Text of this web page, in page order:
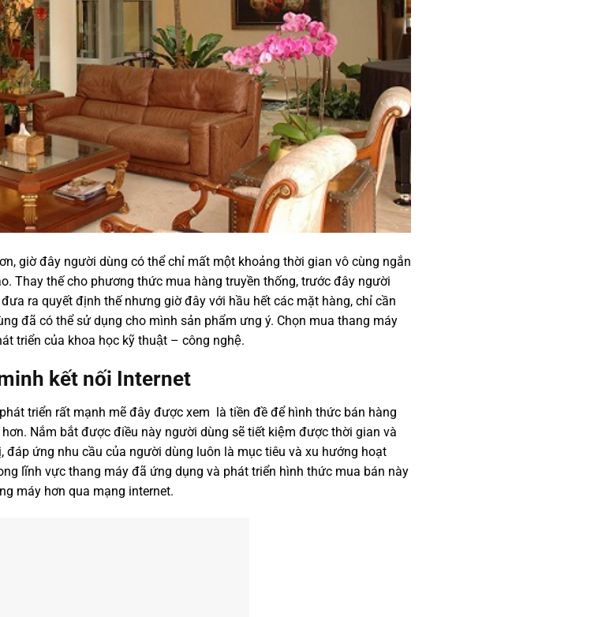
giờ đây người dùng có thể chỉ mất một khoảng thời gian vô cùng ngắn
Thay thế cho phương thức mua hàng truyền thống, trước đây người
ra quyết định thế nhưng giờ đây với hầu hết các mặt hàng, chỉ cần
đã có thể sử dụng cho mình sản phẩm ưng ý. Chọn mua thang máy
triển của khoa học kỹ thuật – công nghệ.
kết nối Internet
triển rất mạnh mẽ đây được xem là tiền đề để hình thức bán hàng
Nắm bắt được điều này người dùng sẽ tiết kiệm được thời gian và
ứng nhu cầu của người dùng luôn là mục tiêu và xu hướng hoạt
lĩnh vực thang máy đã ứng dụng và phát triển hình thức mua bán này
máy hơn qua mạng internet.